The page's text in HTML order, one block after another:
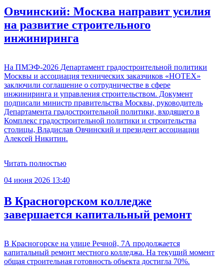
Овчинский: Москва направит усилия
на развитие строительного
инжиниринга
На ПМЭФ-2026 Департамент градостроительной политики
Москвы и ассоциация технических заказчиков «НОТЕХ»
заключили соглашение о сотрудничестве в сфере
инжиниринга и управления строительством. Документ
подписали министр правительства Москвы, руководитель
Департамента градостроительной политики, входящего в
Комплекс градостроительной политики и строительства
столицы, Владислав Овчинский и президент ассоциации
Алексей Никитин.
Читать полностью
04 июня 2026 13:40
В Красногорском колледже
завершается капитальный ремонт
В Красногорске на улице Речной, 7А продолжается
капитальный ремонт местного колледжа. На текущий момент
общая строительная готовность объекта достигла 70%.